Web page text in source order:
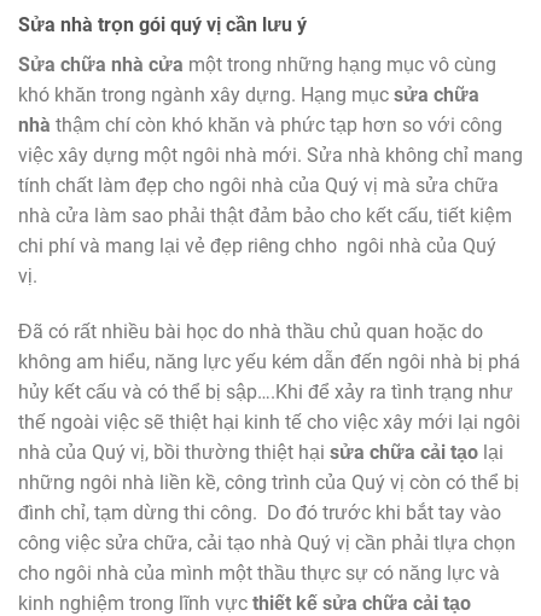
Sửa nhà trọn gói quý vị cần lưu ý
Sửa chữa nhà cửa một trong những hạng mục vô cùng
khó khăn trong ngành xây dựng. Hạng mục sửa chữa
nhà thậm chí còn khó khăn và phức tạp hơn so với công
việc xây dựng một ngôi nhà mới. Sửa nhà không chỉ mang
tính chất làm đẹp cho ngôi nhà của Quý vị mà sửa chữa
nhà cửa làm sao phải thật đảm bảo cho kết cấu, tiết kiệm
chi phí và mang lại vẻ đẹp riêng chho ngôi nhà của Quý
vị.
Đã có rất nhiều bài học do nhà thầu chủ quan hoặc do
không am hiểu, năng lực yếu kém dẫn đến ngôi nhà bị phá
hủy kết cấu và có thể bị sập….Khi để xảy ra tình trạng như
thế ngoài việc sẽ thiệt hại kinh tế cho việc xây mới lại ngôi
nhà của Quý vị, bồi thường thiệt hại sửa chữa cải tạo lại
những ngôi nhà liền kề, công trình của Quý vị còn có thể bị
đình chỉ, tạm dừng thi công. Do đó trước khi bắt tay vào
công việc sửa chữa, cải tạo nhà Quý vị cần phải tlựa chọn
cho ngôi nhà của mình một thầu thực sự có năng lực và
kinh nghiệm trong lĩnh vực thiết kế sửa chữa cải tạo